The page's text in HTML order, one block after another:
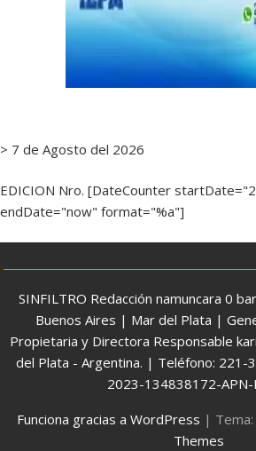
> 7 de Agosto del 2026
EDICION Nro. [DateCounter
endDate="now" format="%a"]
SINFILTRO Redacción namuncara 0
Buenos Aires | Mar del Plata |
Propietaria y Directora Responsable
del Plata - Argentina. | Teléfono: 221-
2023-134838172-APN-
Funciona gracias a WordPress |
Themes